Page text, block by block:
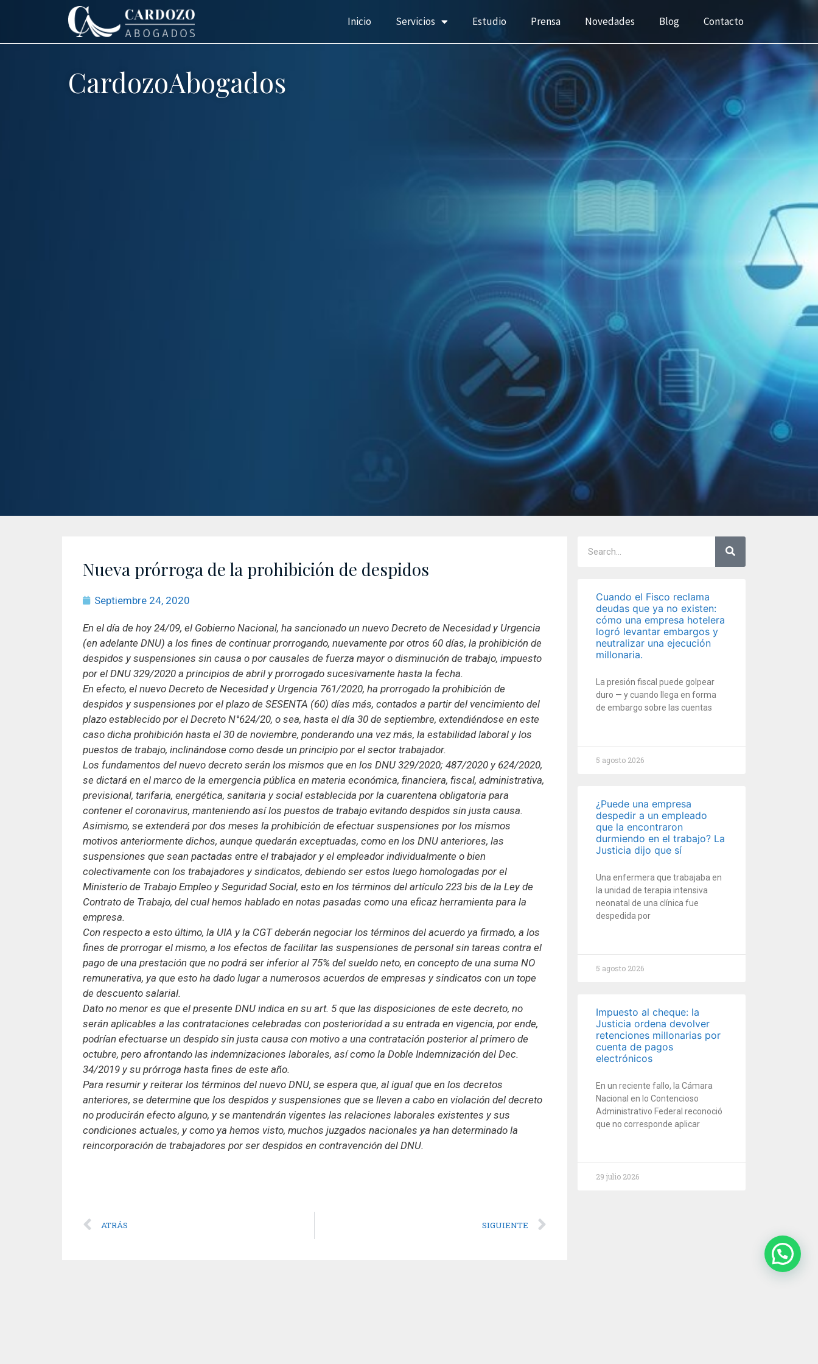
Inicio Servicios Estudio Prensa Novedades Blog Contacto
CardozoAbogados
Nueva prórroga de la prohibición de despidos
Septiembre 24, 2020
En el día de hoy 24/09, el Gobierno Nacional, ha sancionado un nuevo Decreto de Necesidad y Urgencia
(en adelante DNU) a los fines de continuar prorrogando, nuevamente por otros 60 días, la prohibición de
despidos y suspensiones sin causa o por causales de fuerza mayor o disminución de trabajo, impuesto
por el DNU 329/2020 a principios de abril y prorrogado sucesivamente hasta la fecha.
En efecto, el nuevo Decreto de Necesidad y Urgencia 761/2020, ha prorrogado la prohibición de
despidos y suspensiones por el plazo de SESENTA (60) días más, contados a partir del vencimiento del
plazo establecido por el Decreto N°624/20, o sea, hasta el día 30 de septiembre, extendiéndose en este
caso dicha prohibición hasta el 30 de noviembre, ponderando una vez más, la estabilidad laboral y los
puestos de trabajo, inclinándose como desde un principio por el sector trabajador.
Los fundamentos del nuevo decreto serán los mismos que en los DNU 329/2020; 487/2020 y 624/2020,
se dictará en el marco de la emergencia pública en materia económica, financiera, fiscal, administrativa,
previsional, tarifaria, energética, sanitaria y social establecida por la cuarentena obligatoria para
contener el coronavirus, manteniendo así los puestos de trabajo evitando despidos sin justa causa.
Asimismo, se extenderá por dos meses la prohibición de efectuar suspensiones por los mismos
motivos anteriormente dichos, aunque quedarán exceptuadas, como en los DNU anteriores, las
suspensiones que sean pactadas entre el trabajador y el empleador individualmente o bien
colectivamente con los trabajadores y sindicatos, debiendo ser estos luego homologadas por el
Ministerio de Trabajo Empleo y Seguridad Social, esto en los términos del artículo 223 bis de la Ley de
Contrato de Trabajo, del cual hemos hablado en notas pasadas como una eficaz herramienta para la
empresa.
Con respecto a esto último, la UIA y la CGT deberán negociar los términos del acuerdo ya firmado, a los
fines de prorrogar el mismo, a los efectos de facilitar las suspensiones de personal sin tareas contra el
pago de una prestación que no podrá ser inferior al 75% del sueldo neto, en concepto de una suma NO
remunerativa, ya que esto ha dado lugar a numerosos acuerdos de empresas y sindicatos con un tope
de descuento salarial.
Dato no menor es que el presente DNU indica en su art. 5 que las disposiciones de este decreto, no
serán aplicables a las contrataciones celebradas con posterioridad a su entrada en vigencia, por ende,
podrían efectuarse un despido sin justa causa con motivo a una contratación posterior al primero de
octubre, pero afrontando las indemnizaciones laborales, así como la Doble Indemnización del Dec.
34/2019 y su prórroga hasta fines de este año.
Para resumir y reiterar los términos del nuevo DNU, se espera que, al igual que en los decretos
anteriores, se determine que los despidos y suspensiones que se lleven a cabo en violación del decreto
no producirán efecto alguno, y se mantendrán vigentes las relaciones laborales existentes y sus
condiciones actuales, y como ya hemos visto, muchos juzgados nacionales ya han determinado la
reincorporación de trabajadores por ser despidos en contravención del DNU.
ATRÁS SIGUIENTE
Cuando el Fisco reclama
deudas que ya no existen:
cómo una empresa hotelera
logró levantar embargos y
neutralizar una ejecución
millonaria.
La presión fiscal puede golpear
duro — y cuando llega en forma
de embargo sobre las cuentas
5 agosto 2026
¿Puede una empresa
despedir a un empleado
que la encontraron
durmiendo en el trabajo? La
Justicia dijo que sí
Una enfermera que trabajaba en
la unidad de terapia intensiva
neonatal de una clínica fue
despedida por
5 agosto 2026
Impuesto al cheque: la
Justicia ordena devolver
retenciones millonarias por
cuenta de pagos
electrónicos
En un reciente fallo, la Cámara
Nacional en lo Contencioso
Administrativo Federal reconoció
que no corresponde aplicar
29 julio 2026